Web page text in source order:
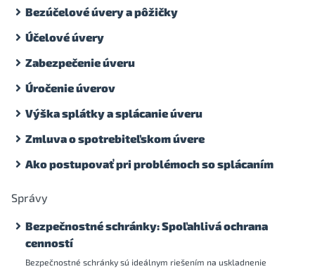
Bezúčelové úvery a pôžičky
Účelové úvery
Zabezpečenie úveru
Úročenie úverov
Výška splátky a splácanie úveru
Zmluva o spotrebiteľskom úvere
Ako postupovať pri problémoch so splácaním
Správy
Bezpečnostné schránky: Spoľahlivá ochrana
cenností
Bezpečnostné schránky sú ideálnym riešením na uskladnenie